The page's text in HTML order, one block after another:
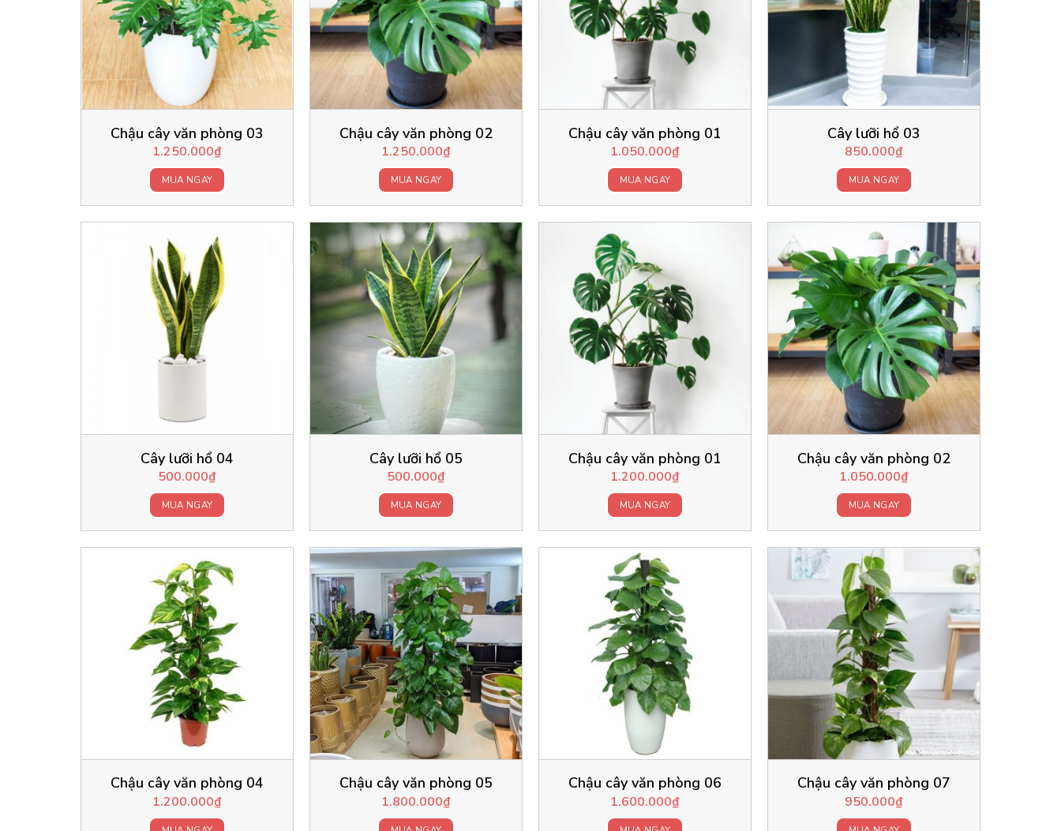
Chậu cây văn phòng 03
1.250.000₫
MUA NGAY
Chậu cây văn phòng 02
1.250.000₫
MUA NGAY
Chậu cây văn phòng 01
1.050.000₫
MUA NGAY
Cây lưỡi hổ 03
850.000₫
MUA NGAY
Cây lưỡi hổ 04
500.000₫
MUA NGAY
Cây lưỡi hổ 05
500.000₫
MUA NGAY
Chậu cây văn phòng 01
1.200.000₫
MUA NGAY
Chậu cây văn phòng 02
1.050.000₫
MUA NGAY
Chậu cây văn phòng 04
1.200.000₫
Chậu cây văn phòng 05
1.800.000₫
Chậu cây văn phòng 06
1.600.000₫
Chậu cây văn phòng 07
950.000₫